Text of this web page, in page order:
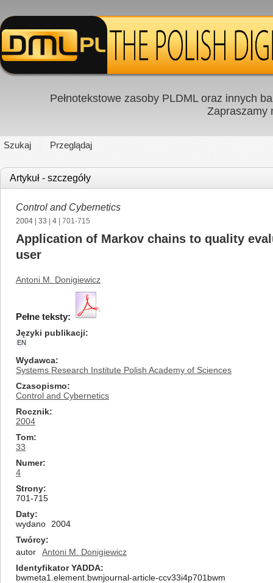
Pełnotekstowe zasoby PLDML oraz innych
Zapraszamy
Szukaj Przeglądaj
Artykuł - szczegóły
Control and Cybernetics
2004 33 4 | 701-715
Application of Markov chains to quality
user
Antoni M. Donigiewicz
Pełne teksty:
Języki publikacji
EN
Wydawca
Systems Research Institute Polish Academy of Sciences
Czasopismo
Control and Cybernetics
Rocznik
2004
Tom
33
Numer
4
Strony
701-715
Daty
wydano
2004
Twórcy
autor
Antoni M. Donigiewicz
Identyfikator YADDA
bwmeta1.element.bwnjournal-article-ccv33i4p701bwm